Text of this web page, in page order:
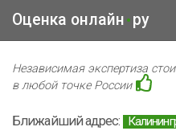
Оценка онлайн • ру
Независимая экспертиза
в любой точке России
Ближайший адрес: